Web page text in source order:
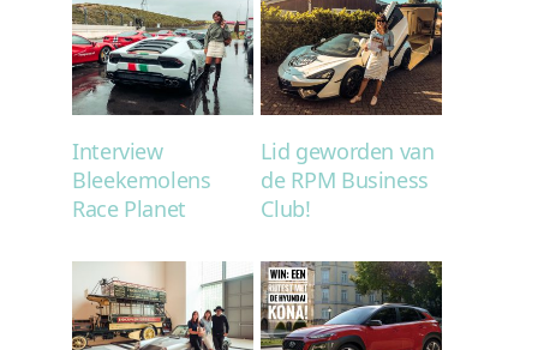
Interview
Bleekemolens
Race Planet
Lid geworden van
de RPM Business
Club!